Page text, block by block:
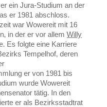
ein Jura-Studium an der
er 1981 abschloss.
war Wowereit mit 16
in der er vor allemWilly
Es folgte eine Karriere
Tempelhof, deren
er von 1981 bis
wurde Wowereit
tätig. In den
er als Bezirksstadtrat